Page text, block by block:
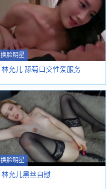
换脸明星
林允儿 舔菊口交性爱服务
换脸明星
林允儿黑丝自慰